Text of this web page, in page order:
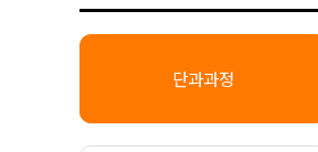
단과과정